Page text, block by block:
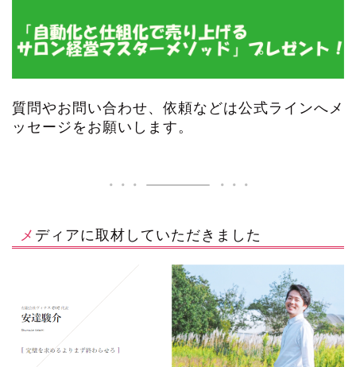
質問やお問い合わせ、依頼などは公式ラインへメ
ッセージをお願いします。
メディアに取材していただきました